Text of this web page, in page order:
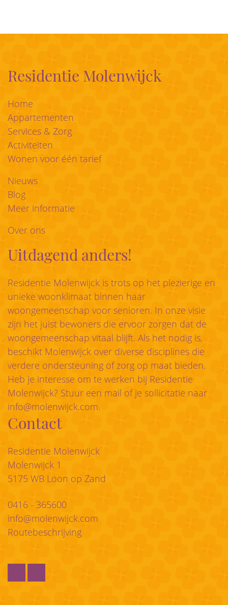
Residentie Molenwijck
Home
Appartementen
Services & Zorg
Activiteiten
Wonen voor één tarief
Nieuws
Blog
Meer informatie
Over ons
Uitdagend anders!
Residentie Molenwijck is trots op het plezierige en
unieke woonklimaat binnen haar
woongemeenschap voor senioren. In onze visie
zijn het juist bewoners die ervoor zorgen dat de
woongemeenschap vitaal blijft. Als het nodig is,
beschikt Molenwijck over diverse disciplines die
verdere ondersteuning of zorg op maat bieden.
Heb je interesse om te werken bij Residentie
Molenwijck? Stuur een mail of je sollicitatie naar
info@molenwijck.com.
Contact
Residentie Molenwijck
Molenwijck 1
5175 WB Loon op Zand
0416 - 365600
info@molenwijck.com
Routebeschrijving